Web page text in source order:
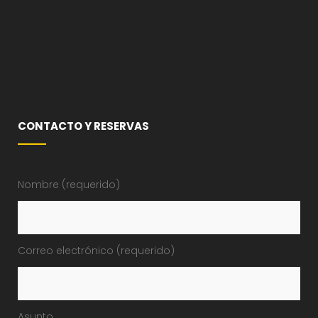
CONTACTO Y RESERVAS
Nombre (requerido)
Correo electrónico (requerido)